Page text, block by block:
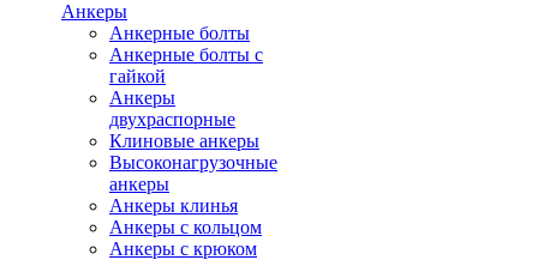
Анкеры
Анкерные болты
Анкерные болты с
гайкой
Анкеры
двухраспорные
Клиновые анкеры
Высоконагрузочные
анкеры
Анкеры клинья
Анкеры с кольцом
Анкеры с крюком